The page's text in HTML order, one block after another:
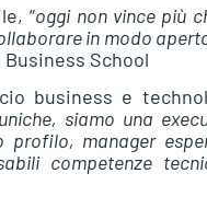
“oggi non vince più
in modo
School
business e
siamo una
profilo, manager
competenze